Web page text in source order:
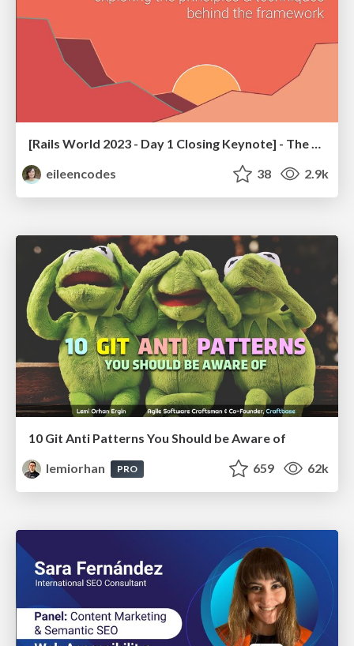
[Rails World 2023 - Day 1 Closing Keynote] - The Magic of Rails
eileencodes
38 2.9k
10 Git Anti Patterns You Should be Aware of
lemiorhan
PRO 659 62k